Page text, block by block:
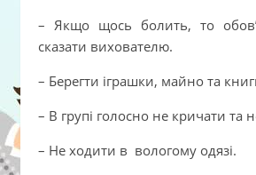
– Якщо щось болить, то
сказати вихователю.
– Берегти іграшки, майно та
– В групі голосно не кричати та
– Не ходити в вологому одязі.